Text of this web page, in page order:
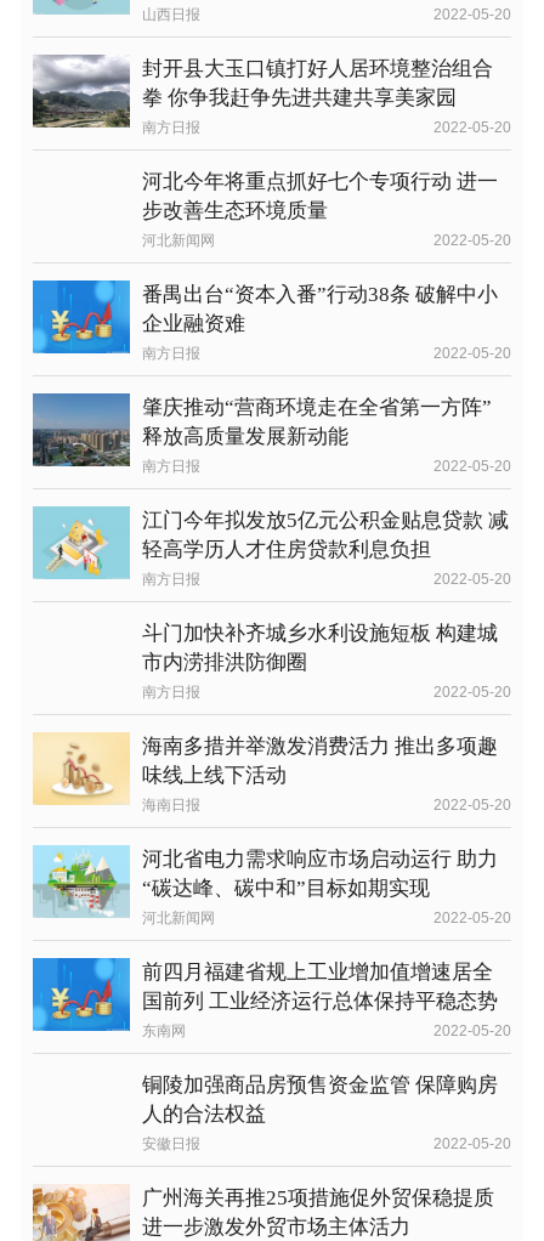
山西日报 2022-05-20
封开县大玉口镇打好人居环境整治组合
拳 你争我赶争先进共建共享美家园
南方日报 2022-05-20
河北今年将重点抓好七个专项行动 进一
步改善生态环境质量
河北新闻网 2022-05-20
番禺出台“资本入番”行动38条 破解中小
企业融资难
南方日报 2022-05-20
肇庆推动“营商环境走在全省第一方阵”
释放高质量发展新动能
南方日报 2022-05-20
江门今年拟发放5亿元公积金贴息贷款 减
轻高学历人才住房贷款利息负担
南方日报 2022-05-20
斗门加快补齐城乡水利设施短板 构建城
市内涝排洪防御圈
南方日报 2022-05-20
海南多措并举激发消费活力 推出多项趣
味线上线下活动
海南日报 2022-05-20
河北省电力需求响应市场启动运行 助力
“碳达峰、碳中和”目标如期实现
河北新闻网 2022-05-20
前四月福建省规上工业增加值增速居全
国前列 工业经济运行总体保持平稳态势
东南网 2022-05-20
铜陵加强商品房预售资金监管 保障购房
人的合法权益
安徽日报 2022-05-20
广州海关再推25项措施促外贸保稳提质
进一步激发外贸市场主体活力